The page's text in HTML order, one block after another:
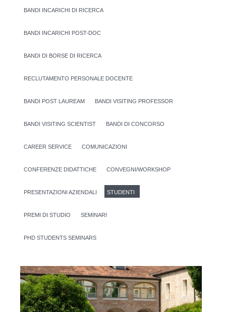
BANDI INCARICHI DI RICERCA
BANDI INCARICHI POST-DOC
BANDI DI BORSE DI RICERCA
RECLUTAMENTO PERSONALE DOCENTE
BANDI POST LAUREAM BANDI VISITING PROFESSOR
BANDI VISITING SCIENTIST BANDI DI CONCORSO
CAREER SERVICE COMUNICAZIONI
CONFERENZE DIDATTICHE CONVEGNI/WORKSHOP
PRESENTAZIONI AZIENDALI STUDENTI
PREMI DI STUDIO SEMINARI
PHD STUDENTS SEMINARS